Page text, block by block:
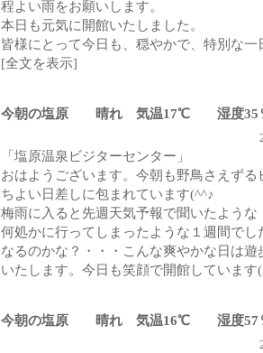
程よい雨をお願いします。
本日も元気に開館いたしました。
皆様にとって今日も、穏やかで、特別な一
[全文を表示]
今朝の塩原 晴れ 気温17℃ 湿度35
「塩原温泉ビジターセンター」
おはようございます。今朝も野鳥さえずる
ちよい日差しに包まれています(^^♪
梅雨に入ると先週天気予報で聞いたような
何処かに行ってしまったような１週間でし
なるのかな？・・・こんな爽やかな日は遊
いたします。今日も笑顔で開館していま
今朝の塩原 晴れ 気温16℃ 湿度57